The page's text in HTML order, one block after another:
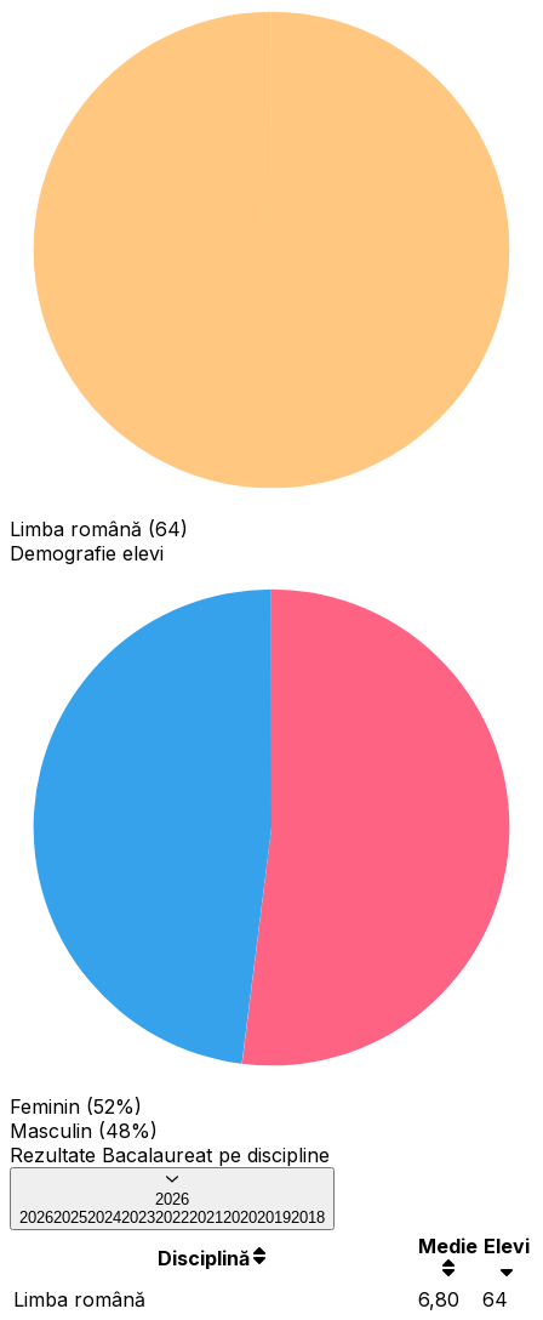
Limba română (64)
Demografie elevi
Feminin (52%)
Masculin (48%)
Rezultate Bacalaureat pe discipline
2026
202620252024202320222021 202020192018
Disciplină Medie Elevi
Limba română 6,80
64